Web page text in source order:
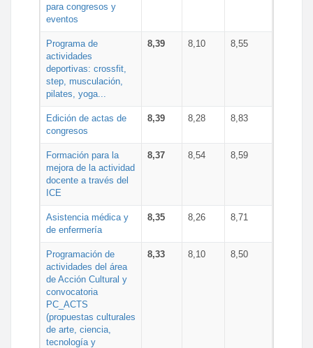
para congresos y
eventos
Programa de
actividades
deportivas: crossfit,
step, musculación,
pilates, yoga...
8,39 8,10 8,55
Edición de actas de
congresos
8,39 8,28 8,83
Formación para la
mejora de la actividad
docente a través del
ICE
8,37 8,54 8,59
Asistencia médica y
de enfermería
8,35 8,26 8,71
Programación de
actividades del área
de Acción Cultural y
convocatoria
PC_ACTS
(propuestas culturales
de arte, ciencia,
tecnología y
8,33 8,10 8,50